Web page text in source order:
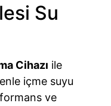
Su
Cihazı ile
içme suyu
ve